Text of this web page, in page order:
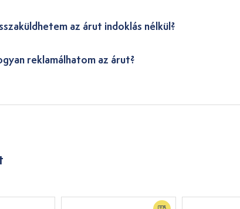
az árut indoklás nélkül?
reklamálhatom az árut?